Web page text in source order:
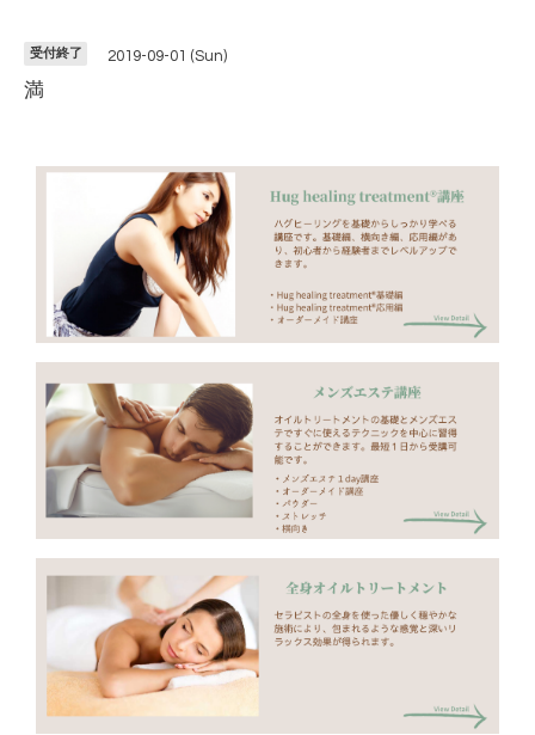
受付終了 2019-09-01 (Sun)
満